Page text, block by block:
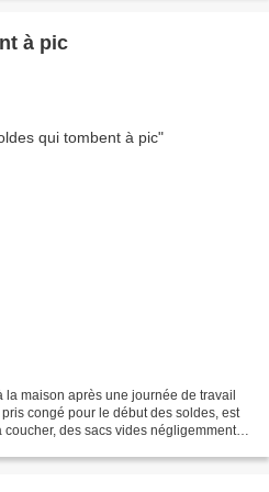
à pic
la maison après une journée de travail
congé pour le début des soldes, est
des sacs vides négligemment